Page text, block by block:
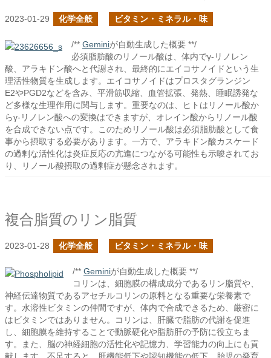
2023-01-29 化学全般 ビタミン・ミネラル・味
/** Geminiが自動生成した概要 **/
必須脂肪酸のリノール酸は、体内でγ-リノレン
酸、アラキドン酸へと代謝され、最終的にエイコサノイドという生
理活性物質を生成します。エイコサノイドはプロスタグランジン
E2やPGD2などを含み、平滑筋収縮、血管拡張、発熱、睡眠誘発な
ど多様な生理作用に関与します。重要なのは、ヒトはリノール酸か
らγ-リノレン酸への変換はできますが、オレイン酸からリノール酸
を合成できない点です。このためリノール酸は必須脂肪酸として食
事から摂取する必要があります。一方で、アラキドン酸カスケード
の過剰な活性化は炎症反応の亢進につながる可能性も示唆されてお
り、リノール酸摂取の過剰症が懸念されます。
複合脂質のリン脂質
2023-01-28 化学全般 ビタミン・ミネラル・味
/** Geminiが自動生成した概要 **/
コリンは、細胞膜の構成成分であるリン脂質や、
神経伝達物質であるアセチルコリンの原料となる重要な栄養素で
す。水溶性ビタミンの仲間ですが、体内で合成できるため、厳密に
はビタミンではありません。コリンは、肝臓で脂肪の代謝を促進
し、細胞膜を維持することで動脈硬化や脂肪肝の予防に役立ちま
す。また、脳の神経細胞の活性化や記憶力、学習能力の向上にも貢